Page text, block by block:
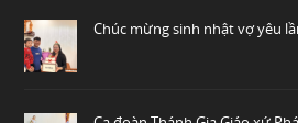
Chúc mừng sinh nhật vợ yêu